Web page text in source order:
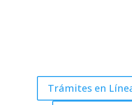
Trámites en